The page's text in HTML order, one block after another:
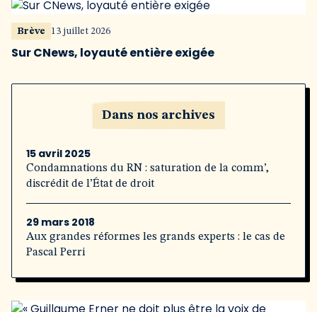
Brève 13 juillet 2026
Sur CNews, loyauté entière exigée
Dans nos archives
15 avril 2025
Condamnations du RN : saturation de la comm’,
discrédit de l’État de droit
29 mars 2018
Aux grandes réformes les grands experts : le cas de
Pascal Perri